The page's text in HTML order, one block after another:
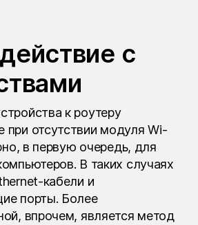
с
к роутеру
отсутствии модуля Wi-
в первую очередь, для
В таких случаях
кабели и
порты. Более
впрочем, является метод